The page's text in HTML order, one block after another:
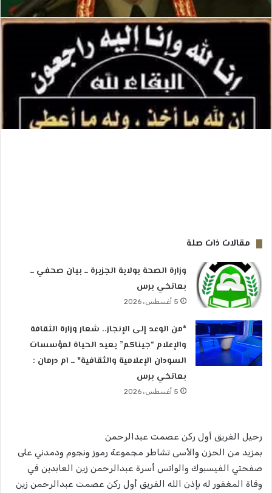
مقالات ذات صلة
وزارة الصحة بولاية الجزيرة ــ بيان صحفي ــ
بعانخي برس
5 أغسطس، 2026
*من الوعد إلى الإنجاز.. شعار وزارة الثقافة
والإعلام “جيناكم” يعيد الحياة لمؤسسات
السودان الإعلامية والثقافية* ــ ام درمان :
بعانخي برس
5 أغسطس، 2026
رحيل الفريق أول ركن عصمت عبدالرحمن
بمزيد من الحزن والأسى تشاطر مجموعة رموز ونجوم ودمدني على
صفحتي الفيسبوك والواتس أسرة عبدالرحمن زين العابدين في
وفاة المغفور له بإذن الله الفريق أول ركن عصمت عبدالرحمن زين